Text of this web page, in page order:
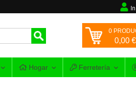
0
0,00 €
Hogar Ferretería